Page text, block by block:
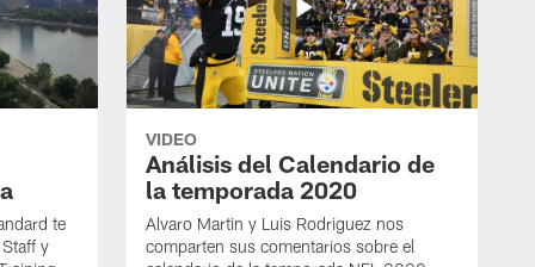
te
y
VIDEO
Análisis del Calendario de
la temporada 2020
Alvaro Martin y Luis Rodriguez nos
comparten sus comentarios sobre el